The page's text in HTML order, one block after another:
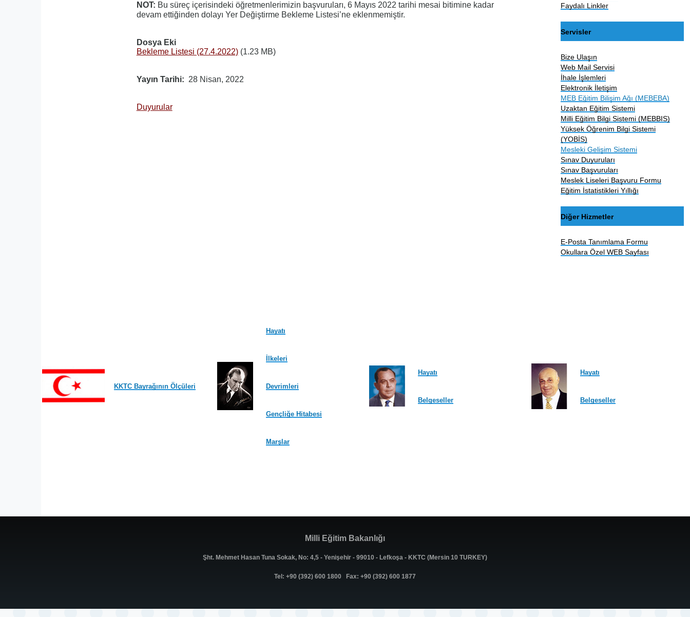
NOT: Bu süreç içerisindeki öğretmenlerimizin başvuruları, 6 Mayıs 2022 tarihi mesai bitimine kadar
devam ettiğinden dolayı Yer Değiştirme Bekleme Listesi’ne eklenmemiştir.
Dosya Eki
Bekleme Listesi (27.4.2022) (1.23 MB)
Yayın Tarihi 28 Nisan, 2022
Duyurular
Faydalı Linkler
Servisler
Bize Ulaşın
Web Mail Servisi
İhale İşlemleri
Elektronik İletişim
MEB Eğitim Bilişim Ağı (MEBEBA)
Uzaktan Eğitim Sistemi
Milli Eğitim Bilgi Sistemi (MEBBIS)
Yüksek Öğrenim Bilgi Sistemi
(YOBİS)
Mesleki Gelişim Sistemi
Sınav Duyuruları
Sınav Başvuruları
Meslek Liseleri Başvuru Formu
Eğitim İstatistikleri Yıllığı
Diğer Hizmetler
E-Posta Tanımlama Formu
Okullara Özel WEB Sayfası
KKTC Bayrağının Ölçüleri
Hayatı
İlkeleri
Devrimleri
Gençliğe Hitabesi
Marşlar
Hayatı
Belgeseller
Hayatı
Belgeseller
Milli Eğitim Bakanlığı
Şht. Mehmet Hasan Tuna Sokak, No: 4,5 - Yenişehir - 99010 - Lefkoşa - KKTC (Mersin 10 TURKEY)
Tel: +90 (392) 600 1800 Fax: +90 (392) 600 1877